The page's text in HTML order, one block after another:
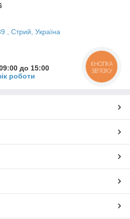
, Стрий, Україна
до 15:00
роботи
КНОПКА
ЗВ'ЯЗКУ